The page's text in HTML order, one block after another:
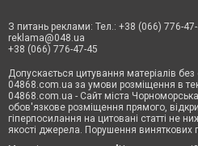
З питань реклами: Тел.: +38 (066) 776-
reklama@048.ua
+38 (066) 776-47-45
Допускається цитування матеріалів
04868.com.ua за умови розміщення в
04868.com.ua - Сайт міста
обов'язкове розміщення прямого,
гіперпосилання на цитовані статті не
якості джерела. Порушення виняткових